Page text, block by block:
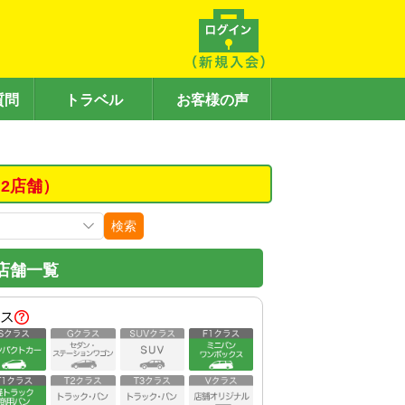
問 トラベル お客様の声
舗）
検索
舗一覧